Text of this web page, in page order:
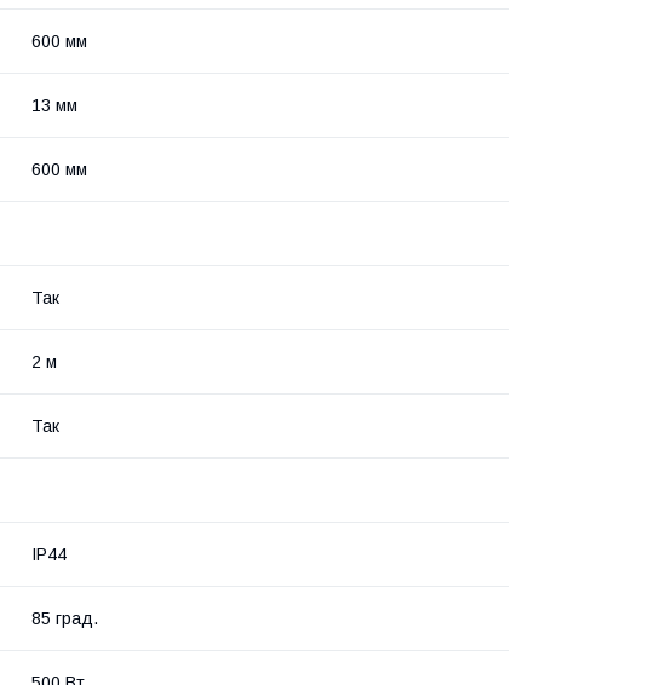
600 мм
13 мм
600 мм
Так
2 м
Так
IP44
85 град.